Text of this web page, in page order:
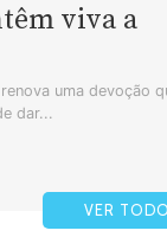
viva a
uma devoção
dar...
VER